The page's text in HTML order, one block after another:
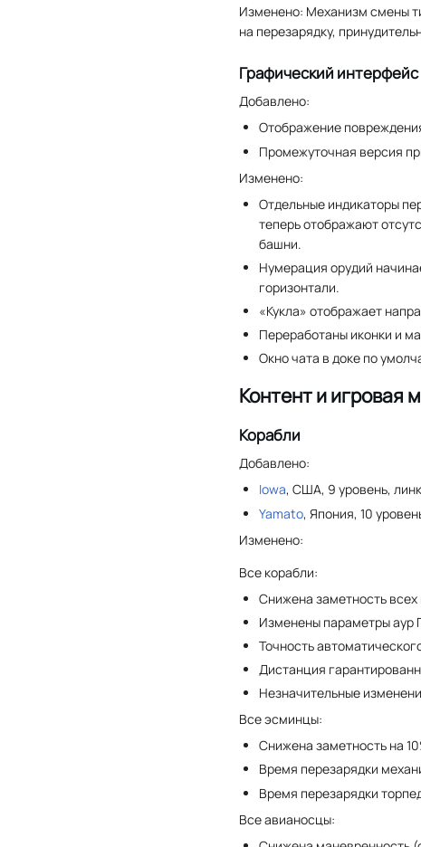
Изменено: Механизм смены
на перезарядку,
Графический интерфейс
Добавлено:
Отображение
Промежуточная версия
Изменено:
Отдельные индикаторы
теперь отображают
башни.
Нумерация орудий
горизонтали.
«Кукла» отображает
Переработаны иконки и
Окно чата в доке по
Контент и игровая
Корабли
Добавлено:
Iowa, США, 9 уровень,
Yamato, Япония, 10
Изменено:
Все корабли:
Снижена заметность всех
Изменены параметры аур
Точность
Дистанция
Незначительные
Все эсминцы:
Снижена заметность на
Время перезарядки
Время перезарядки
Все авианосцы: